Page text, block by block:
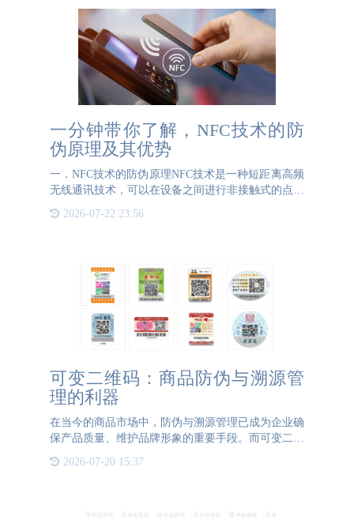
一分钟带你了解，NFC技术的防
伪原理及其优势
一．NFC技术的防伪原理NFC技术是一种短距离高频
无线通讯技术，可以在设备之间进行非接触式的点对
NFC芯片嵌入产品或其包装内来实现信息的安全存储
2026-07-22 23:56
可变二维码：商品防伪与溯源管
理的利器
在当今的商品市场中，防伪与溯源管理已成为企业确
保产品质量、维护品牌形象的重要手段。而可变二维
挥越来越重要的作用。 可变二维码，顾名思义，其
2026-07-20 15:37